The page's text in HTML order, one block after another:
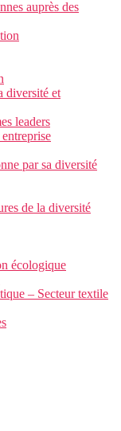
auprès des
diversité et
leaders
par sa diversité
de la diversité
écologique
– Secteur textile